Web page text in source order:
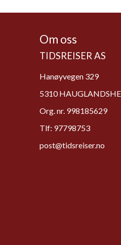
Om oss
TIDSREISER AS
Hanøyvegen 329
5310
Org. nr. 998185629
Tlf: 97798753
post@tidsreiser.no